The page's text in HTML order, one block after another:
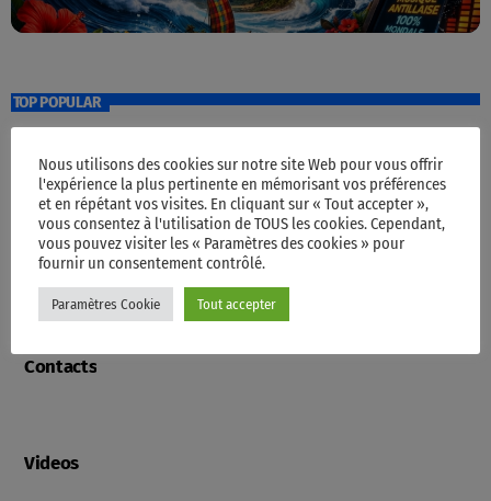
TOP POPULAR
Accueil
Programme
Contacts
Videos
Nous utilisons des cookies sur notre site Web pour vous offrir
l'expérience la plus pertinente en mémorisant vos préférences
et en répétant vos visites. En cliquant sur « Tout accepter »,
vous consentez à l'utilisation de TOUS les cookies. Cependant,
vous pouvez visiter les « Paramètres des cookies » pour
fournir un consentement contrôlé.
Paramètres Cookie Tout accepter